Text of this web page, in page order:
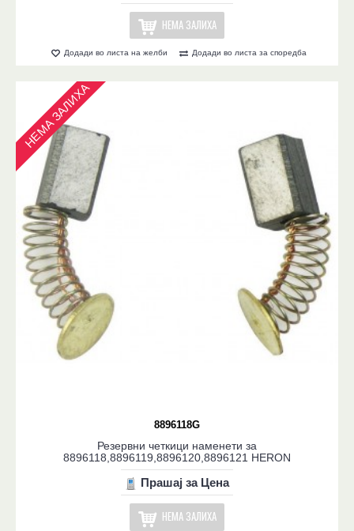
НЕМА ЗАЛИХА
Додади во листа на желби Додади во листа за споредба
8896118G
НЕМА ЗАЛИХА
Резервни четкици наменети за
8896118,8896119,8896120,8896121 HERON
Прашај за Цена
НЕМА ЗАЛИХА